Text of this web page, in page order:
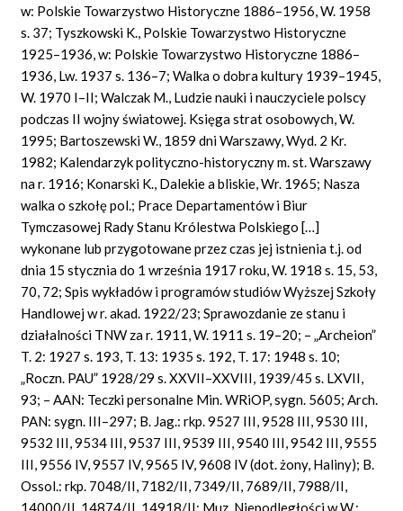
w: Polskie Towarzystwo Historyczne 1886–1956, W. 1958
s. 37; Tyszkowski K., Polskie Towarzystwo Historyczne
1925–1936, w: Polskie Towarzystwo Historyczne 1886–
1936, Lw. 1937 s. 136–7; Walka o dobra kultury 1939–1945,
W. 1970 I–II; Walczak M., Ludzie nauki i nauczyciele polscy
podczas II wojny światowej. Księga strat osobowych, W.
1995; Bartoszewski W., 1859 dni Warszawy, Wyd. 2 Kr.
1982; Kalendarzyk polityczno-historyczny m. st. Warszawy
na r. 1916; Konarski K., Dalekie a bliskie, Wr. 1965; Nasza
walka o szkołę pol.; Prace Departamentów i Biur
Tymczasowej Rady Stanu Królestwa Polskiego […]
wykonane lub przygotowane przez czas jej istnienia t.j. od
dnia 15 stycznia do 1 września 1917 roku, W. 1918 s. 15, 53,
70, 72; Spis wykładów i programów studiów Wyższej Szkoły
Handlowej w r. akad. 1922/23; Sprawozdanie ze stanu i
działalności TNW za r. 1911, W. 1911 s. 19–20; – „Archeion”
T. 2: 1927 s. 193, T. 13: 1935 s. 192, T. 17: 1948 s. 10;
„Roczn. PAU” 1928/29 s. XXVII–XXVIII, 1939/45 s. LXVII,
93; – AAN: Teczki personalne Min. WRiOP, sygn. 5605; Arch.
PAN: sygn. III–297; B. Jag.: rkp. 9527 III, 9528 III, 9530 III,
9532 III, 9534 III, 9537 III, 9539 III, 9540 III, 9542 III, 9555
III, 9556 IV, 9557 IV, 9565 IV, 9608 IV (dot. żony, Haliny); B.
Ossol.: rkp. 7048/II, 7182/II, 7349/II, 7689/II, 7988/II,
14000/II, 14874/II, 14918/II; Muz. Niepodległości w W.;